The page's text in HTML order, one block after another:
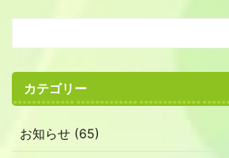
カテゴリー
お知らせ (65)